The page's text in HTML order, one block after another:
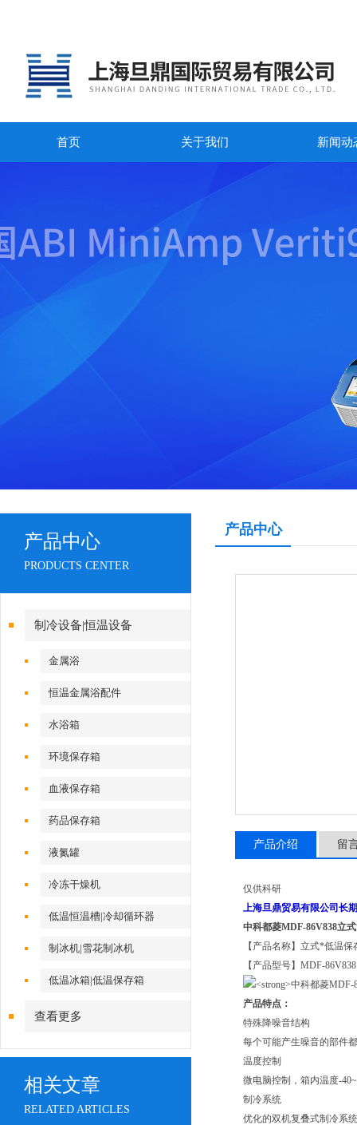
首页 关于我们 新闻动
产品中心
PRODUCTS CENTER
制冷设备|恒温设备
金属浴
恒温金属浴配件
水浴箱
环境保存箱
血液保存箱
药品保存箱
液氮罐
冷冻干燥机
低温恒温槽|冷却循环器
制冰机|雪花制冰机
低温冰箱|低温保存箱
查看更多
相关文章
RELATED ARTICLES
产品中心
产品介绍 留
仅供科研
上海旦鼎贸易有限公司长
中科都菱MDF-86V838立
【产品名称】立式*低温保
【产品型号】MDF-86V838
产品特点：
特殊降噪音结构
每个可能产生噪音的部件
温度控制
微电脑控制，箱内温度-
制冷系统
优化的双机复叠式制冷系